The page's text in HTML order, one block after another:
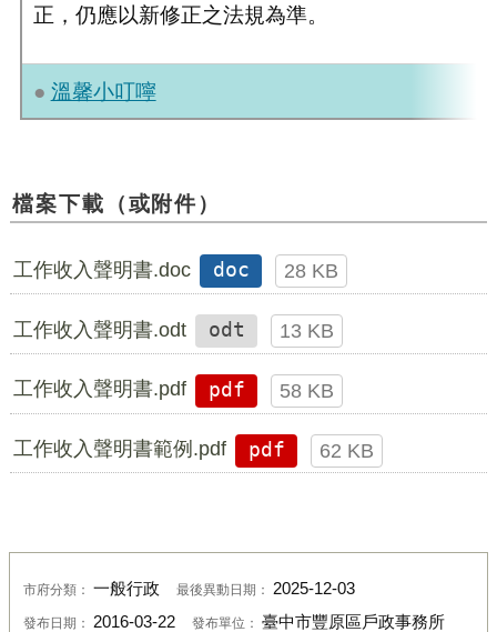
正，仍應以新修正之法規為準。
● 溫馨小叮嚀
檔案下載（或附件）
工作收入聲明書.doc doc 28 KB
工作收入聲明書.odt odt 13 KB
工作收入聲明書.pdf pdf 58 KB
工作收入聲明書範例.pdf pdf 62 KB
市府分類： 一般行政 最後異動日期： 2025-12-03
發布日期： 2016-03-22 發布單位： 臺中市豐原區戶政事務所